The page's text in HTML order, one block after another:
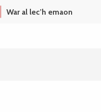
War al lec’h emaon